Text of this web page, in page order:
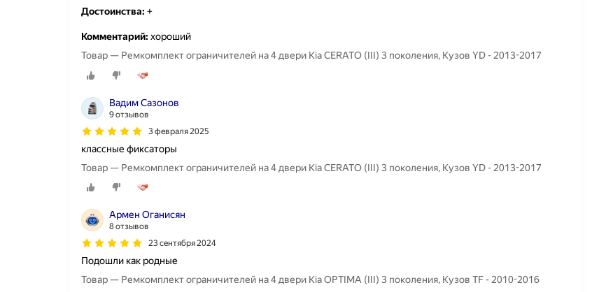
Достоинства:+
Комментарий:хороший
Товар — Ремкомплект ограничителей на 4 двери Kia CERATO (III) 3 поколения, Кузов YD - 2013-2017
Вадим Сазонов
9 отзывов
3 февраля 2025
классные фиксаторы
Товар — Ремкомплект ограничителей на 4 двери Kia CERATO (III) 3 поколения, Кузов YD - 2013-2017
Армен Оганисян
8 отзывов
23 сентября 2024
Подошли как родные
Товар — Ремкомплект ограничителей на 4 двери Kia OPTIMA (III) 3 поколения, Кузов TF - 2010-2016